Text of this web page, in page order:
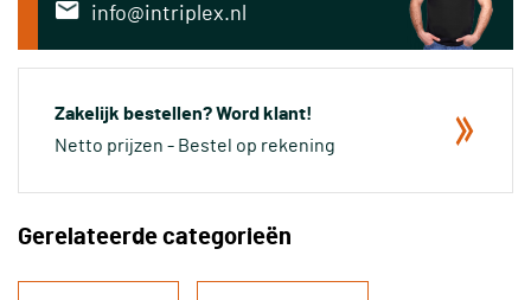
info@intriplex.nl
Zakelijk bestellen? Word klant!
Netto prijzen - Bestel op rekening
Gerelateerde categorieën